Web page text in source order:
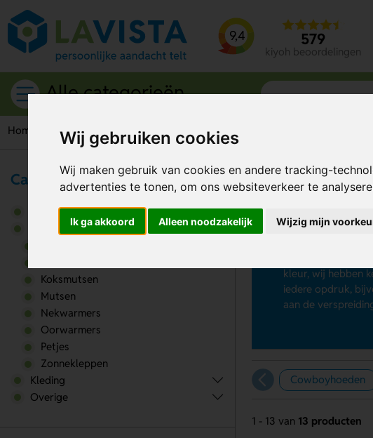
Wij gebruiken cookies
Wij maken gebruik van cookies en andere tracking-
advertenties te tonen, om ons websiteverkeer te
Ik ga akkoord Alleen noodzakelijk Wijzig mijn
9,4 579
kiyoh beoordelingen
Alle categorieën
Home Caps Hoeden Vissershoed
Wil je op een
kleur, wij hebben
iedere opdruk,
aan de
Cowboyhoeden
1 - 13 van 13 producten
Caps
Accessoires
Koksmutsen
Mutsen
Nekwarmers
Oorwarmers
Petjes
Zonnekleppen
Kleding
Overige